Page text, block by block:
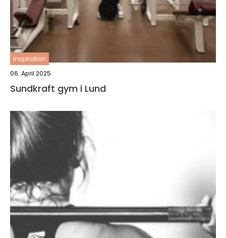
inspiration
06. April 2025
Sundkraft gym i Lund